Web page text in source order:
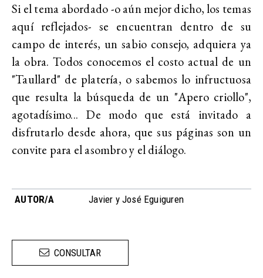
Si el tema abordado -o aún mejor dicho, los temas
aquí reflejados- se encuentran dentro de su
campo de interés, un sabio consejo, adquiera ya
la obra. Todos conocemos el costo actual de un
"Taullard" de platería, o sabemos lo infructuosa
que resulta la búsqueda de un "Apero criollo",
agotadísimo... De modo que está invitado a
disfrutarlo desde ahora, que sus páginas son un
convite para el asombro y el diálogo.
AUTOR/A Javier y José Eguiguren
CONSULTAR